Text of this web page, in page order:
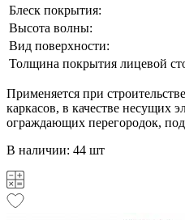
Блеск покрытия:
Высота волны:
Вид поверхности:
Толщина покрытия лицевой
Применяется при
каркасов, в качестве несущих
ограждающих перегородок,
В наличии: 44 шт